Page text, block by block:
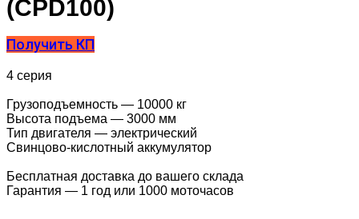
(CPD100)
Получить КП
4 серия
Грузоподъемность — 10000 кг
Высота подъема — 3000 мм
Тип двигателя — электрический
Свинцово-кислотный аккумулятор
Бесплатная доставка до вашего склада
Гарантия — 1 год или 1000 моточасов